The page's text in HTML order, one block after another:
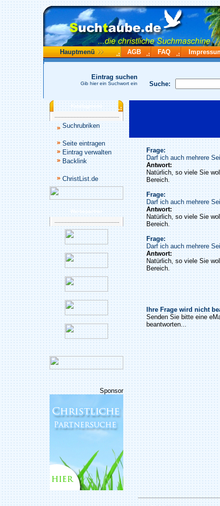
Hauptmenü AGB FAQ
Suche:
Eintrag suchen
Gib hier ein Suchwort ein
Katalogmenü
Suchrubriken
Seite eintragen
Eintrag verwalten
Backlink
ChristList.de
Werbepartner
Sponsor
Frage:
Darf ich auch mehrere
Antwort:
Natürlich, so viele Sie
Bereich.
Frage:
Darf ich auch mehrere
Antwort:
Natürlich, so viele Sie
Bereich.
Frage:
Darf ich auch mehrere
Antwort:
Natürlich, so viele Sie
Bereich.
Ihre Frage wird nicht
Senden Sie bitte eine
beantworten...